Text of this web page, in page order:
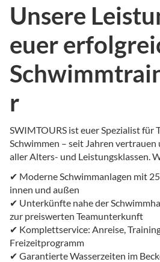
Unsere
euer
r
SWIMTOURS ist euer Spezialist für
Schwimmen – seit Jahren vertrauen
aller Alters- und Leistungsklassen.
✔ Moderne Schwimmanlagen mit
innen und außen
✔ Unterkünfte nahe der
zur preiswerten Teamunterkunft
✔ Komplettservice: Anreise,
Freizeitprogramm
✔ Garantierte Wasserzeiten im